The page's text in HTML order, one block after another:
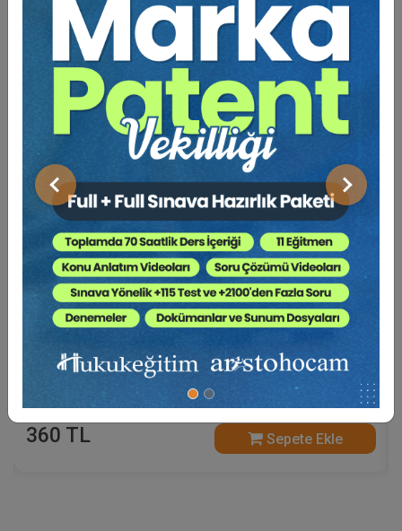
Önceki Sonraki
Video Eğitim Abonesi Ol: Sadece 5490 TL / Yıllık
Tüketici Hukuku Enstitüsü
İş Yargılaması Hukuku - II - V. İş Hukuku Kongresi
- IX. Oturum Video Kaydı
360 TL Sepete Ekle